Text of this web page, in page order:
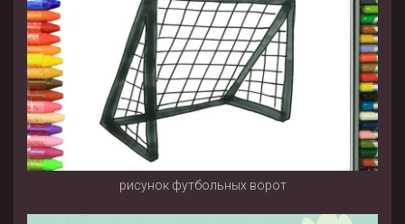
рисунок футбольных ворот